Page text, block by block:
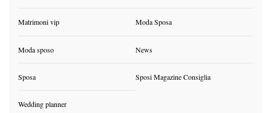
Matrimoni vip Moda Sposa
Moda sposo News
Sposa Sposi Magazine Consiglia
Wedding planner